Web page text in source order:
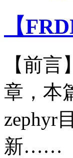
【
【前
章，本
zephyr
新……